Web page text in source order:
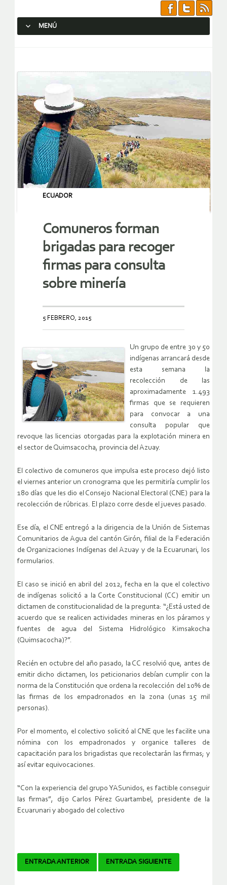
MENÚ
ECUADOR
Comuneros forman
brigadas para recoger
firmas para consulta
sobre minería
5 FEBRERO, 2015
Un grupo de entre 30 y 50
indígenas arrancará desde
esta semana la
recolección de las
aproximadamente 1.493
firmas que se requieren
para convocar a una
consulta popular que
revoque las licencias otorgadas para la explotación minera en
el sector de Quimsacocha, provincia del Azuay.
El colectivo de comuneros que impulsa este proceso dejó listo
el viernes anterior un cronograma que les permitiría cumplir los
180 días que les dio el Consejo Nacional Electoral (CNE) para la
recolección de rúbricas. El plazo corre desde el jueves pasado.
Ese día, el CNE entregó a la dirigencia de la Unión de Sistemas
Comunitarios de Agua del cantón Girón, filial de la Federación
de Organizaciones Indígenas del Azuay y de la Ecuarunari, los
formularios.
El caso se inició en abril del 2012, fecha en la que el colectivo
de indígenas solicitó a la Corte Constitucional (CC) emitir un
dictamen de constitucionalidad de la pregunta: “¿Está usted de
acuerdo que se realicen actividades mineras en los páramos y
fuentes de agua del Sistema Hidrológico Kimsakocha
(Quimsacocha)?”.
Recién en octubre del año pasado, la CC resolvió que, antes de
emitir dicho dictamen, los peticionarios debían cumplir con la
norma de la Constitución que ordena la recolección del 10% de
las firmas de los empadronados en la zona (unas 15 mil
personas).
Por el momento, el colectivo solicitó al CNE que les facilite una
nómina con los empadronados y organice talleres de
capacitación para los brigadistas que recolectarán las firmas; y
así evitar equivocaciones.
“Con la experiencia del grupo YASunidos, es factible conseguir
las firmas”, dijo Carlos Pérez Guartambel, presidente de la
Ecuarunari y abogado del colectivo
Navegador
ENTRADA ANTERIOR ENTRADA SIGUIENTE